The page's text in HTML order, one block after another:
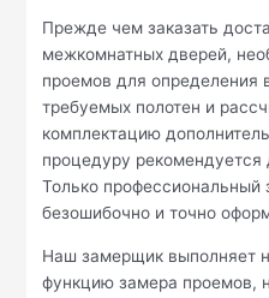
Прежде чем заказать
межкомнатных дверей,
проемов для определения
требуемых полотен и
комплектацию
процедуру рекомендуется
Только профессиональный
безошибочно и точно
Наш замерщик выполняет
функцию замера проемов,